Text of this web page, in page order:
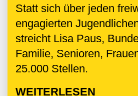
Statt sich über jeden
engagierten
streicht Lisa Paus,
Familie, Senioren,
25.000 Stellen.
WEITERLESEN